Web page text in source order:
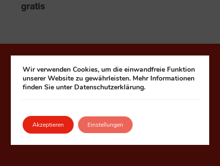
gratis
Häuser zum Leben
1090 Wien, Seegasse 9
Wir verwenden Cookies, um die einwandfreie Funktion
unserer Website zu gewährleisten. Mehr Informationen
finden Sie unter Datenschutzerklärung.
Akzeptieren Einstellungen